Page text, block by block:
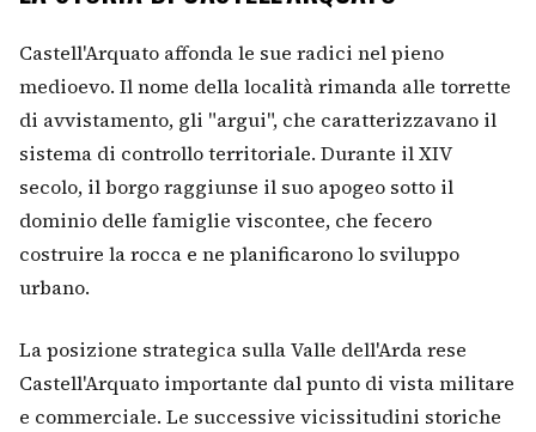
Castell'Arquato affonda le sue radici nel pieno
medioevo. Il nome della località rimanda alle torrette
di avvistamento, gli "argui", che caratterizzavano il
sistema di controllo territoriale. Durante il XIV
secolo, il borgo raggiunse il suo apogeo sotto il
dominio delle famiglie viscontee, che fecero
costruire la rocca e ne planificarono lo sviluppo
urbano.
La posizione strategica sulla Valle dell'Arda rese
Castell'Arquato importante dal punto di vista militare
e commerciale. Le successive vicissitudini storiche